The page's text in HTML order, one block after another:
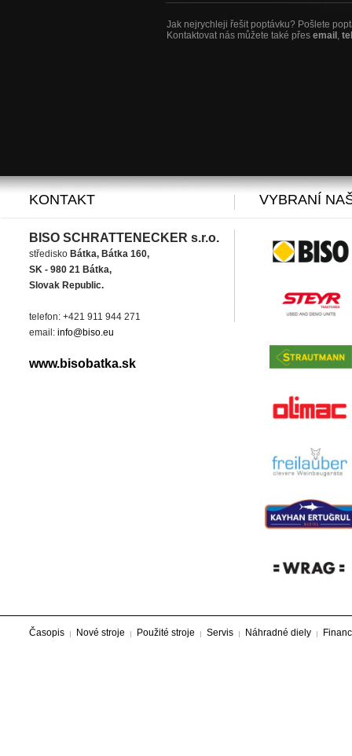
Jak nejrychleji řešit poptávku? Pošlete
Kontaktovat nás můžete také přes email ,
KONTAKT
BISO SCHRATTENECKER s.r.o.
středisko Bátka, Bátka 160,
SK - 980 21 Bátka,
Slovak Republic.
telefon: +421 911 944 271
email: info@biso.eu
www.bisobatka.sk
VYBRANÍ
Časopis Nové stroje Použité stroje Servis Náhradné diely